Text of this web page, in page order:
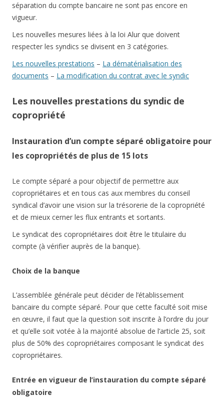
séparation du compte bancaire ne sont pas encore en
vigueur.
Les nouvelles mesures liées à la loi Alur que doivent
respecter les syndics se divisent en 3 catégories.
Les nouvelles prestations – La dématérialisation des
documents – La modification du contrat avec le syndic
Les nouvelles prestations du syndic de
copropriété
Instauration d’un compte séparé obligatoire pour
les copropriétés de plus de 15 lots
Le compte séparé a pour objectif de permettre aux
copropriétaires et en tous cas aux membres du conseil
syndical d’avoir une vision sur la trésorerie de la copropriété
et de mieux cerner les flux entrants et sortants.
Le syndicat des copropriétaires doit être le titulaire du
compte (à vérifier auprès de la banque).
Choix de la banque
L’assemblée générale peut décider de l’établissement
bancaire du compte séparé. Pour que cette faculté soit mise
en œuvre, il faut que la question soit inscrite à l’ordre du jour
et qu’elle soit votée à la majorité absolue de l’article 25, soit
plus de 50% des copropriétaires composant le syndicat des
copropriétaires.
Entrée en vigueur de l’instauration du compte séparé
obligatoire